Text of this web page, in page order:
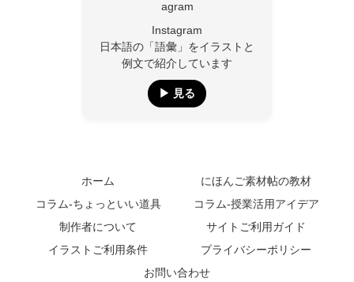
Instagram
日本語の「語彙」をイラストと
例文で紹介しています
▶︎ 見る
ホーム
にほんご素材帖の教材
コラム-ちょっといい道具
コラム-授業活用アイデア
制作者について
サイトご利用ガイド
イラストご利用条件
プライバシーポリシー
お問い合わせ